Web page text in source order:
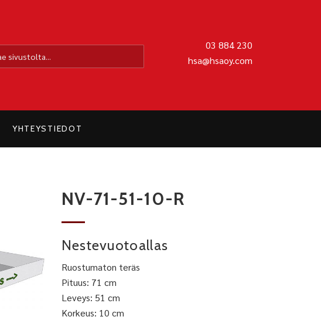
03 884 230
hsa@hsaoy.com
YHTEYSTIEDOT
NV-71-51-10-R
Nestevuotoallas
Ruostumaton teräs
Pituus: 71 cm
Leveys: 51 cm
Korkeus: 10 cm